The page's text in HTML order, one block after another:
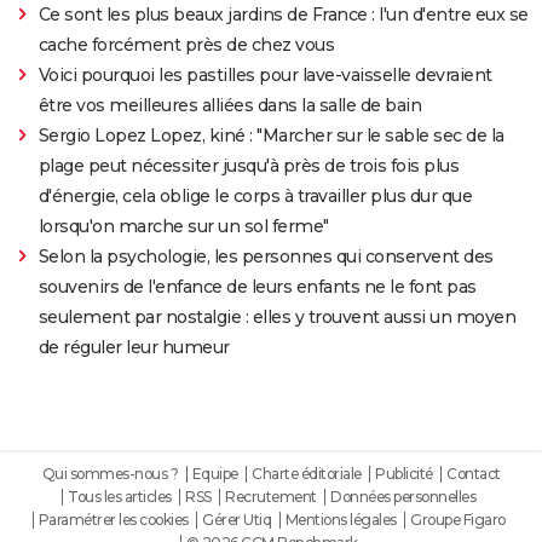
Ce sont les plus beaux jardins de France : l'un d'entre eux se
cache forcément près de chez vous
Voici pourquoi les pastilles pour lave-vaisselle devraient
être vos meilleures alliées dans la salle de bain
Sergio Lopez Lopez, kiné : "Marcher sur le sable sec de la
plage peut nécessiter jusqu'à près de trois fois plus
d'énergie, cela oblige le corps à travailler plus dur que
lorsqu'on marche sur un sol ferme"
Selon la psychologie, les personnes qui conservent des
souvenirs de l'enfance de leurs enfants ne le font pas
seulement par nostalgie : elles y trouvent aussi un moyen
de réguler leur humeur
Qui sommes-nous ? Equipe Charte éditoriale Publicité
Contact
Tous les articles
RSS Recrutement
Données personnelles
Paramétrer les cookies
Gérer Utiq Mentions légales
Groupe Figaro